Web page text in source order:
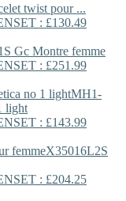
twist pour ...
: £130.49
Gc Montre femme
: £251.99
MH1-
light
: £143.99
X35016L2S
: £204.25